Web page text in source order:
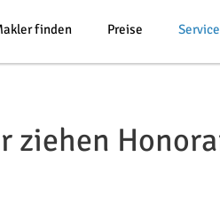
finden Preise
ziehen